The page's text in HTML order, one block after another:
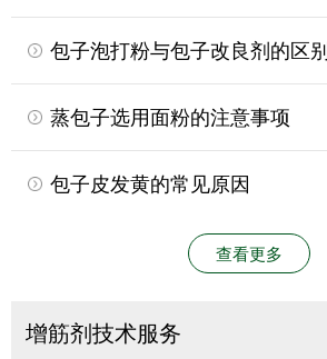
包子泡打粉与包子改良剂的区别
蒸包子选用面粉的注意事项
包子皮发黄的常见原因
查看更多
增筋剂技术服务